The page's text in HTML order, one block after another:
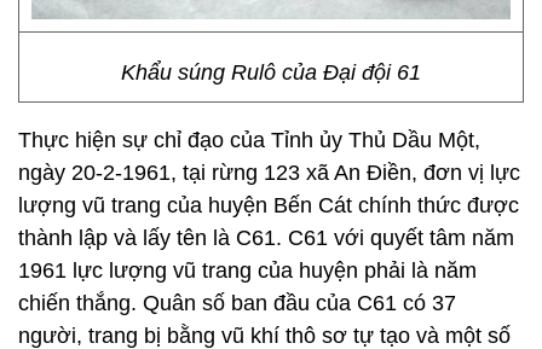
Khẩu súng Rulô của Đại đội 61
Thực hiện sự chỉ đạo của Tỉnh ủy Thủ Dầu Một,
ngày 20-2-1961, tại rừng 123 xã An Điền, đơn vị lực
lượng vũ trang của huyện Bến Cát chính thức được
thành lập và lấy tên là C61. C61 với quyết tâm năm
1961 lực lượng vũ trang của huyện phải là năm
chiến thắng. Quân số ban đầu của C61 có 37
người, trang bị bằng vũ khí thô sơ tự tạo và một số